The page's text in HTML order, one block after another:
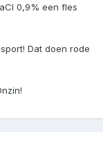
0,9% een fles
Dat doen rode